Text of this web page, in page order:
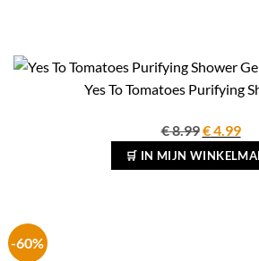
Yes To Tomatoes Purifying
€8.99
prijs
was:
€4.99
is:
🛒 IN MIJN
-60%